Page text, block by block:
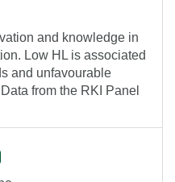
and knowledge in
Low HL is associated
and unfavourable
from the RKI Panel